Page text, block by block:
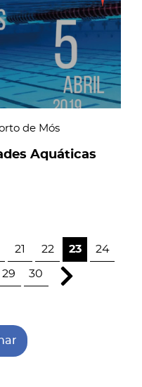
de Mós
Aquáticas
21 22 23 24
29 30